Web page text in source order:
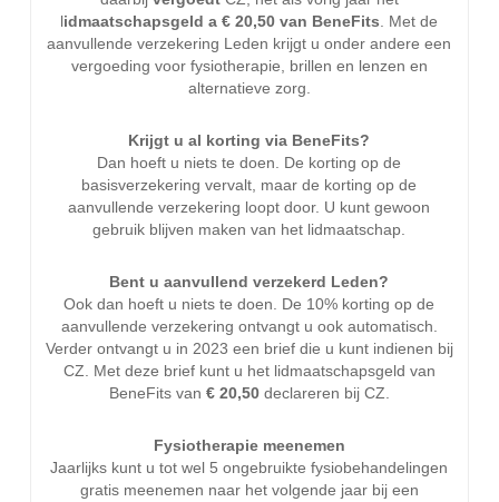
lidmaatschapsgeld a € 20,50 van BeneFits . Met de
aanvullende verzekering Leden krijgt u onder andere een
vergoeding voor fysiotherapie, brillen en lenzen en
alternatieve zorg.
Krijgt u al korting via BeneFits?
Dan hoeft u niets te doen. De korting op de
basisverzekering vervalt, maar de korting op de
aanvullende verzekering loopt door. U kunt gewoon
gebruik blijven maken van het lidmaatschap.
Bent u aanvullend verzekerd Leden?
Ook dan hoeft u niets te doen. De 10% korting op de
aanvullende verzekering ontvangt u ook automatisch.
Verder ontvangt u in 2023 een brief die u kunt indienen bij
CZ. Met deze brief kunt u het lidmaatschapsgeld van
BeneFits van € 20,50 declareren bij CZ.
Fysiotherapie meenemen
Jaarlijks kunt u tot wel 5 ongebruikte fysiobehandelingen
gratis meenemen naar het volgende jaar bij een